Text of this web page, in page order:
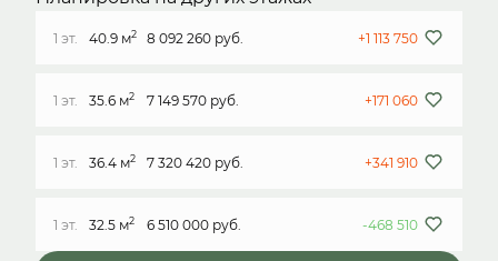
1 эт. 40.9 м2 8 092 260 руб. +1 113 750
1 эт. 35.6 м2 7 149 570 руб. +171 060
1 эт. 36.4 м2 7 320 420 руб. +341 910
1 эт. 32.5 м2 6 510 000 руб. -468 510